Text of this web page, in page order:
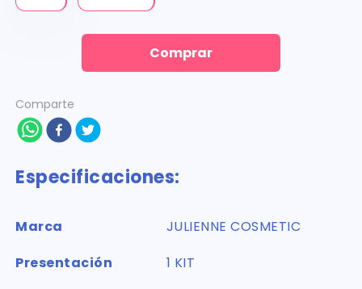
Comprar
Comparte
Especificaciones:
Marca
JULIENNE COSMETIC
Presentación
1 KIT